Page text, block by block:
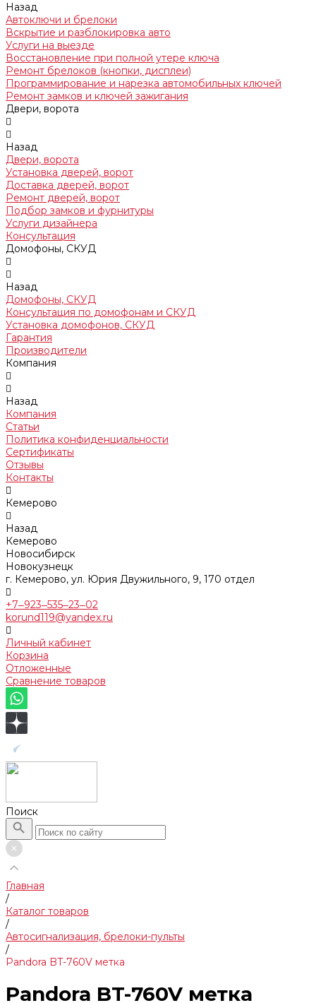
Назад
Автоключи и брелоки
Вскрытие и разблокировка авто
Услуги на выезде
Восстановление при полной утере ключа
Ремонт брелоков (кнопки, дисплеи)
Программирование и нарезка автомобильных ключей
Ремонт замков и ключей зажигания
Двери, ворота
Назад
Двери, ворота
Установка дверей, ворот
Доставка дверей, ворот
Ремонт дверей, ворот
Подбор замков и фурнитуры
Услуги дизайнера
Консультация
Домофоны, СКУД
Назад
Домофоны, СКУД
Консультация по домофонам и СКУД
Установка домофонов, СКУД
Гарантия
Производители
Компания
Назад
Компания
Статьи
Политика конфиденциальности
Сертификаты
Отзывы
Контакты
Кемерово
Назад
Кемерово
Новосибирск
Новокузнецк
г. Кемерово, ул. Юрия Двужильного, 9, 170 отдел
+7‒923‒535‒23‒02
korund119@yandex.ru
Личный кабинет
Корзина
Отложенные
Сравнение товаров
Поиск
Главная
/
Каталог товаров
/
Автосигнализация, брелоки-пульты
/
Pandora BT-760V метка
Pandora BT-760V метка